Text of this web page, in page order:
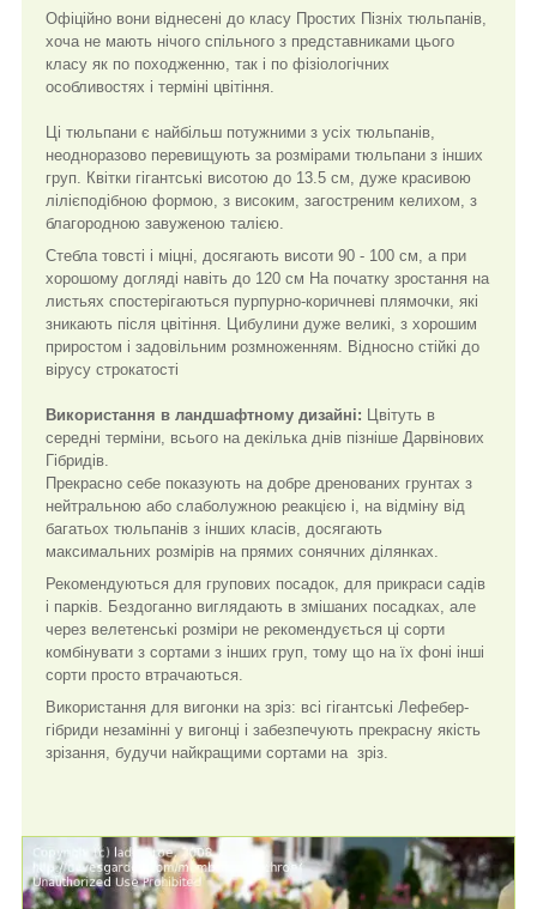
Офіційно вони віднесені до класу Простих Пізніх тюльпанів,
хоча не мають нічого спільного з представниками цього
класу як по походженню, так і по фізіологічних
особливостях і терміні цвітіння.
Ці тюльпани є найбільш потужними з усіх тюльпанів,
неодноразово перевищують за розмірами тюльпани з інших
груп. Квітки гігантські висотою до 13.5 см, дуже красивою
лілієподібною формою, з високим, загостреним келихом, з
благородною завуженою талією.
Стебла товсті і міцні, досягають висоти 90 - 100 см, а при
хорошому догляді навіть до 120 см На початку зростання на
листьяx спостерігаються пурпурно-коричневі плямочки, які
зникають після цвітіння. Цибулини дуже великі, з хорошим
приростом і задовільним розмноженням. Відносно стійкі до
вірусу строкатості
Використання в ландшафтному дизайні: Цвітуть в
середні терміни, всього на декілька днів пізніше Дарвінових
Гібридів.
Прекрасно себе показують на добре дренованих грунтах з
нейтральною або слаболужною реакцією і, на відміну від
багатьох тюльпанів з інших класів, досягають
максимальних розмірів на прямих сонячних ділянках.
Рекомендуються для групових посадок, для прикраси садів
і парків. Бездоганно виглядають в змішаних посадках, але
через велетенські розміри не рекомендується ці сорти
комбінувати з сортами з інших груп, тому що на їх фоні інші
сорти просто втрачаються.
Використання для вигонки на зріз: всі гігантські Лефебер-
гібриди незамінні у вигонці і забезпечують прекрасну якість
зрізання, будучи найкращими сортами на зріз.